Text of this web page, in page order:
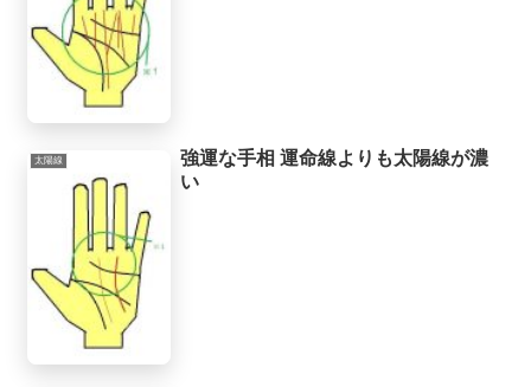
太陽線
強運な手相 運命線よりも太陽線が濃
い